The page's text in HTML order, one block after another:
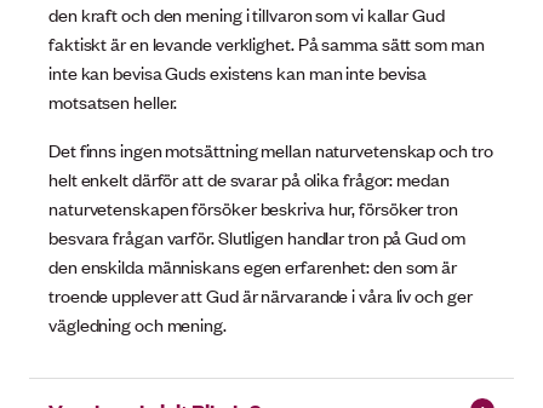
den kraft och den mening i tillvaron som vi kallar Gud
faktiskt är en levande verklighet. På samma sätt som man
inte kan bevisa Guds existens kan man inte bevisa
motsatsen heller.
Det finns ingen motsättning mellan naturvetenskap och tro
helt enkelt därför att de svarar på olika frågor: medan
naturvetenskapen försöker beskriva hur, försöker tron
besvara frågan varför. Slutligen handlar tron på Gud om
den enskilda människans egen erfarenhet: den som är
troende upplever att Gud är närvarande i våra liv och ger
vägledning och mening.